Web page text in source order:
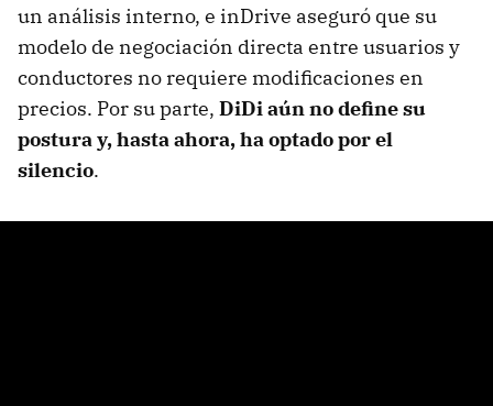
un análisis interno, e inDrive aseguró que su
modelo de negociación directa entre usuarios y
conductores no requiere modificaciones en
precios. Por su parte, DiDi aún no define su
postura y, hasta ahora, ha optado por el
silencio.